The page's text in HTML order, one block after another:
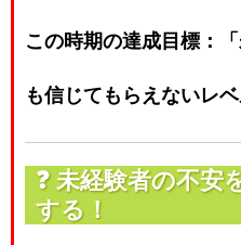
この時期の達成目標：
も信じてもらえないレベ
❓ 未経験者の不安
する！